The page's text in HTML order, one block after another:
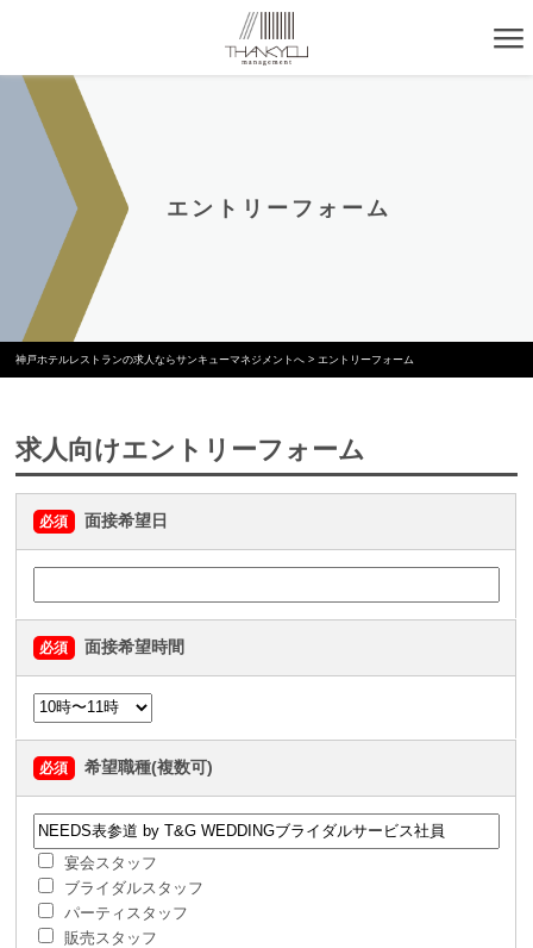
エントリーフォーム
神戸ホテルレストランの求人ならサンキューマネジメントへ > エントリーフォーム
求人向けエントリーフォーム
必須 面接希望日
必須 面接希望時間
必須 希望職種(複数可)
宴会スタッフ
ブライダルスタッフ
パーティスタッフ
販売スタッフ